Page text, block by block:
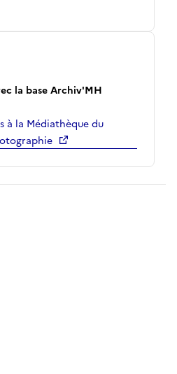
la base Archiv'MH
à la Médiathèque du